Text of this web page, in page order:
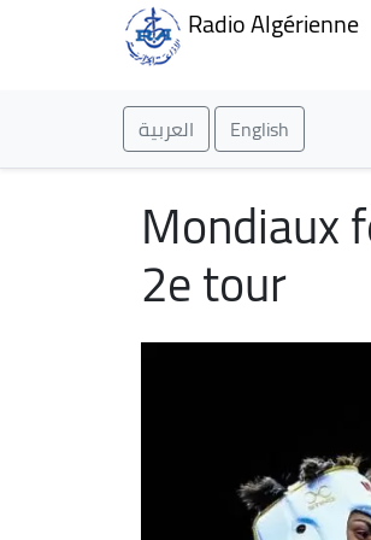
Radio Algérienne
العربية English
Mondiaux
2e tour